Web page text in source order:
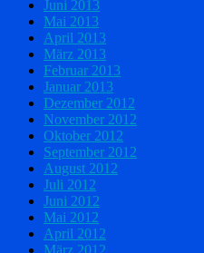
Juni 2013
Mai 2013
April 2013
März 2013
Februar 2013
Januar 2013
Dezember 2012
November 2012
Oktober 2012
September 2012
August 2012
Juli 2012
Juni 2012
Mai 2012
April 2012
März 2012